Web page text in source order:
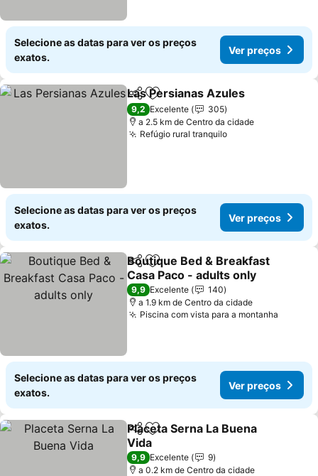
Selecione as datas para ver os preços
exatos.
Ver preços
PartilharAdicionar aos favoritos
Las Persianas Azules
9,2 Excelente
305
a 2.5 km de Centro da cidade
Refúgio rural tranquiloVer preços
Selecione as datas para ver os preços
exatos.
Ver preços
PartilharAdicionar aos favoritos
Boutique Bed & Breakfast
Casa Paco - adults only
Ver preços
9,9 Excelente
140
a 1.9 km de Centro da cidade
Piscina com vista para a montanha
Selecione as datas para ver os preços
exatos.
Ver preços
PartilharAdicionar aos favoritos
Placeta Serna La Buena
Vida
Ver preços
9,9 Excelente
9
a 0.2 km de Centro da cidade